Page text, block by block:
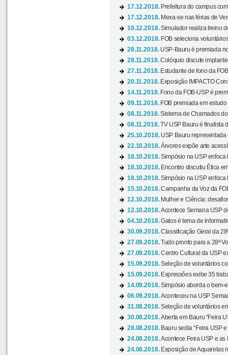
17.12.2018. Prefeitura do campus
17.12.2018. Mexa-se nas férias de
10.12.2018.Simulador realiza treino
03.12.2018. FOB seleciona
28.11.2018. USP-Bauru é premiada
28.11.2018.Colóquio discute
27.11.2018. Estudante de fono da
20.11.2018. Exposição IMPACTO
14.11.2018. Fono da FOB-USP é
09.11.2018. FOB premiada em estudo
08.11.2018.Sistema de Chamados
08.11.2018.TV USP Bauru é finalista
25.10.2018. USP Bauru representada
22.10.2018.Árvores expõe arte
18.10.2018.Simpósio na USP enfoca
18.10.2018. Encontro discutiu Ética
18.10.2018.Simpósio na USP enfoca
15.10.2018.Campanha da Voz da
12.10.2018. Mulher e Ciência:
12.10.2018.Acontece Semana USP
04.10.2018.Gatos é tema de
30.09.2018.Classificação Geral da
27.09.2018.Tudo pronto para a 28ª
27.09.2018.Centro Cultural da USP
15.09.2018.Seleção de voluntários
15.09.2018. Expressões exibe 35
14.09.2018.Simpósio aborda o bem-
06.09.2018.Aconteceu na USP
31.08.2018.Seleção de voluntários
30.08.2018.Aberta em Bauru “Feira
28.08.2018. Bauru sedia “Feira USP
24.08.2018.Acontece Feira USP e as
24.08.2018. Exposição de Aquarelas